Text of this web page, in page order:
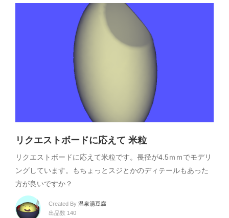
リクエストボードに応えて 米粒
リクエストボードに応えて米粒です。長径が4.5ｍｍでモデリ
ングしています。もちょっとスジとかのディテールもあった
方が良いですか？
Created By 温泉湯豆腐
出品数 140